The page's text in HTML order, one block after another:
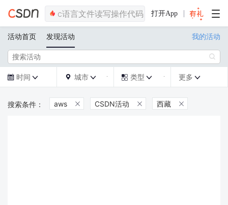
打开App
活动首页 发现活动 我的活动

 时间   城市   类型  更多 
aws  CSDN活动  西藏 